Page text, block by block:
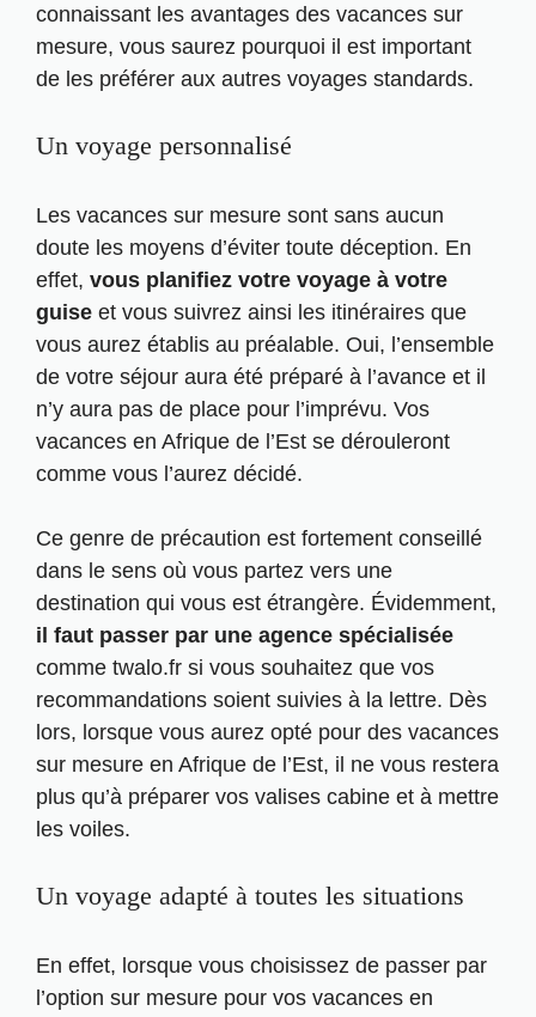
connaissant les avantages des vacances sur
mesure, vous saurez pourquoi il est important
de les préférer aux autres voyages standards.
Un voyage personnalisé
Les vacances sur mesure sont sans aucun
doute les moyens d’éviter toute déception. En
effet, vous planifiez votre voyage à votre
guise et vous suivrez ainsi les itinéraires que
vous aurez établis au préalable. Oui, l’ensemble
de votre séjour aura été préparé à l’avance et il
n’y aura pas de place pour l’imprévu. Vos
vacances en Afrique de l’Est se dérouleront
comme vous l’aurez décidé.
Ce genre de précaution est fortement conseillé
dans le sens où vous partez vers une
destination qui vous est étrangère. Évidemment,
il faut passer par une agence spécialisée
comme twalo.fr si vous souhaitez que vos
recommandations soient suivies à la lettre. Dès
lors, lorsque vous aurez opté pour des vacances
sur mesure en Afrique de l’Est, il ne vous restera
plus qu’à préparer vos valises cabine et à mettre
les voiles.
Un voyage adapté à toutes les situations
En effet, lorsque vous choisissez de passer par
l’option sur mesure pour vos vacances en